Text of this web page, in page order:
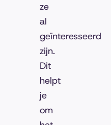
ze
al
geïnteresseerd
zijn.
Dit
helpt
je
om